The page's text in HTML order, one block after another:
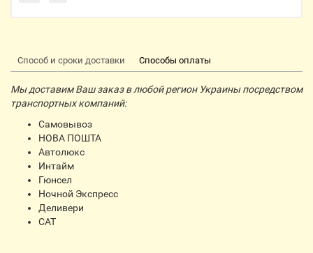
Способ и сроки доставки Способы оплаты
Мы доставим Ваш заказ в любой регион Украины посредством
транспортных компаний:
Самовывоз
НОВА ПОШТА
Автолюкс
Интайм
Гюнсел
Ночной Экспресс
Деливери
CАТ